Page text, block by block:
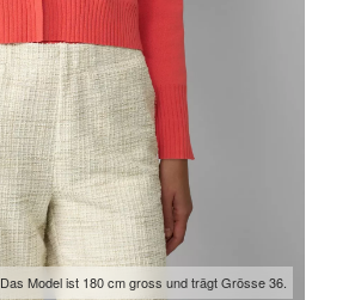
Das Model ist 180 cm gross und trägt Grösse 36.